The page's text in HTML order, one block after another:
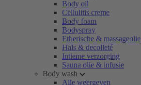
Body oil
Cellulitis creme
Body foam
Bodyspray
Etherische & massageolie
Hals & decolleté
Intieme verzorging
Sauna olie & infusie
Body wash
Alle weergeven